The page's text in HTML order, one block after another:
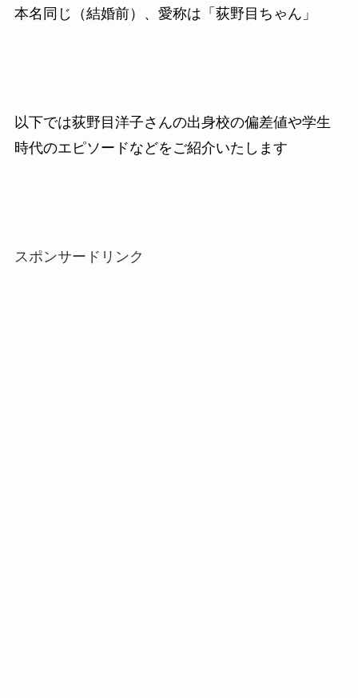
本名同じ（結婚前）、愛称は「荻野目ちゃん」
以下では荻野目洋子さんの出身校の偏差値や学生
時代のエピソードなどをご紹介いたします
スポンサードリンク